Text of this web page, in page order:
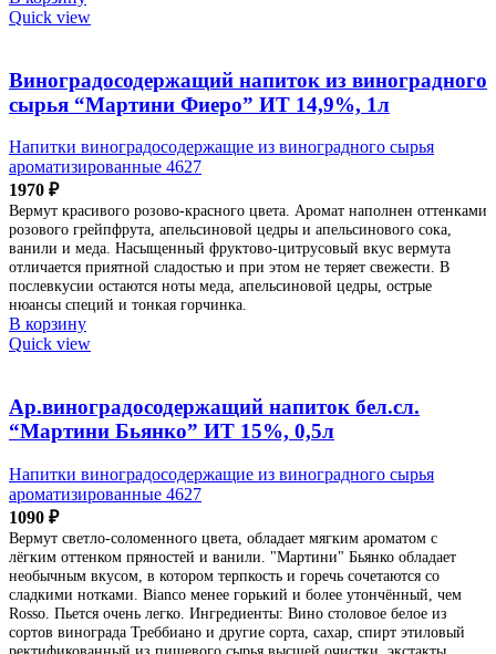
Quick view
Виноградосодержащий напиток из виноградного
сырья “Мартини Фиеро” ИТ 14,9%, 1л
Напитки виноградосодержащие из виноградного сырья
ароматизированные 4627
1970 ₽
Вермут красивого розово-красного цвета. Аромат наполнен оттенками
розового грейпфрута, апельсиновой цедры и апельсинового сока,
ванили и меда. Насыщенный фруктово-цитрусовый вкус вермута
отличается приятной сладостью и при этом не теряет свежести. В
послевкусии остаются ноты меда, апельсиновой цедры, острые
нюансы специй и тонкая горчинка.
В корзину
Quick view
Ар.виноградосодержащий напиток бел.сл.
“Мартини Бьянко” ИТ 15%, 0,5л
Напитки виноградосодержащие из виноградного сырья
ароматизированные 4627
1090 ₽
Вермут светло-соломенного цвета, обладает мягким ароматом с
лёгким оттенком пряностей и ванили. "Мартини" Бьянко обладает
необычным вкусом, в котором терпкость и горечь сочетаются со
сладкими нотками. Bianco менее горький и более утончённый, чем
Rosso. Пьется очень легко. Ингредиенты: Вино столовое белое из
сортов винограда Треббиано и другие сорта, сахар, спирт этиловый